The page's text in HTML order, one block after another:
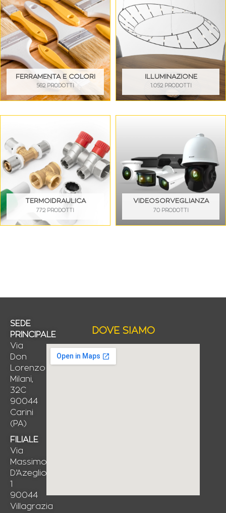
FERRAMENTA E COLORI
562 PRODOTTI
ILLUMINAZIONE
1.052 PRODOTTI
TERMOIDRAULICA
772 PRODOTTI
VIDEOSORVEGLIANZA
70 PRODOTTI
SEDE
PRINCIPALE
Via
Don
Lorenzo
Milani,
32C
90044
Carini
(PA)
FILIALE
Via
Massimo
D’Azeglio,
1
90044
Villagrazia
DOVE SIAMO